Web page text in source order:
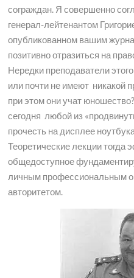
сограждан. Я совершенно
генерал-лейтенантом
опубликованном вашим
позитивно отразиться на
Нередки преподаватели
или почти не имеют никакой
при этом они учат
сегодня любой из
прочесть на дисплее
Теоретические лекции тогда
общедоступное
личным профессиональным
авторитетом.